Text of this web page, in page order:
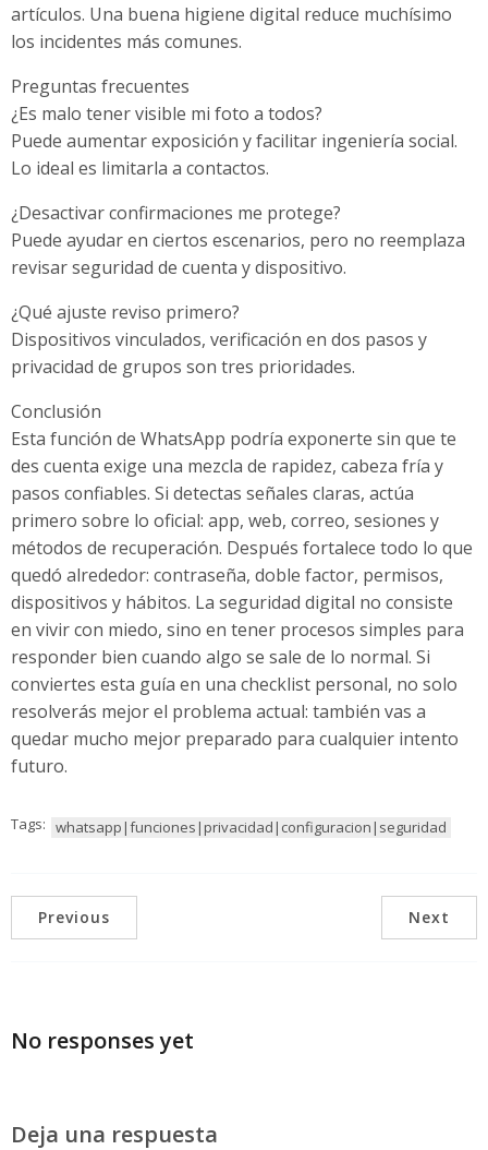
artículos. Una buena higiene digital reduce muchísimo
los incidentes más comunes.
Preguntas frecuentes
¿Es malo tener visible mi foto a todos?
Puede aumentar exposición y facilitar ingeniería social.
Lo ideal es limitarla a contactos.
¿Desactivar confirmaciones me protege?
Puede ayudar en ciertos escenarios, pero no reemplaza
revisar seguridad de cuenta y dispositivo.
¿Qué ajuste reviso primero?
Dispositivos vinculados, verificación en dos pasos y
privacidad de grupos son tres prioridades.
Conclusión
Esta función de WhatsApp podría exponerte sin que te
des cuenta exige una mezcla de rapidez, cabeza fría y
pasos confiables. Si detectas señales claras, actúa
primero sobre lo oficial: app, web, correo, sesiones y
métodos de recuperación. Después fortalece todo lo que
quedó alrededor: contraseña, doble factor, permisos,
dispositivos y hábitos. La seguridad digital no consiste
en vivir con miedo, sino en tener procesos simples para
responder bien cuando algo se sale de lo normal. Si
conviertes esta guía en una checklist personal, no solo
resolverás mejor el problema actual: también vas a
quedar mucho mejor preparado para cualquier intento
futuro.
Tags: whatsapp|funciones|privacidad|configuracion|seguridad
Previous Next
No responses yet
Deja una respuesta